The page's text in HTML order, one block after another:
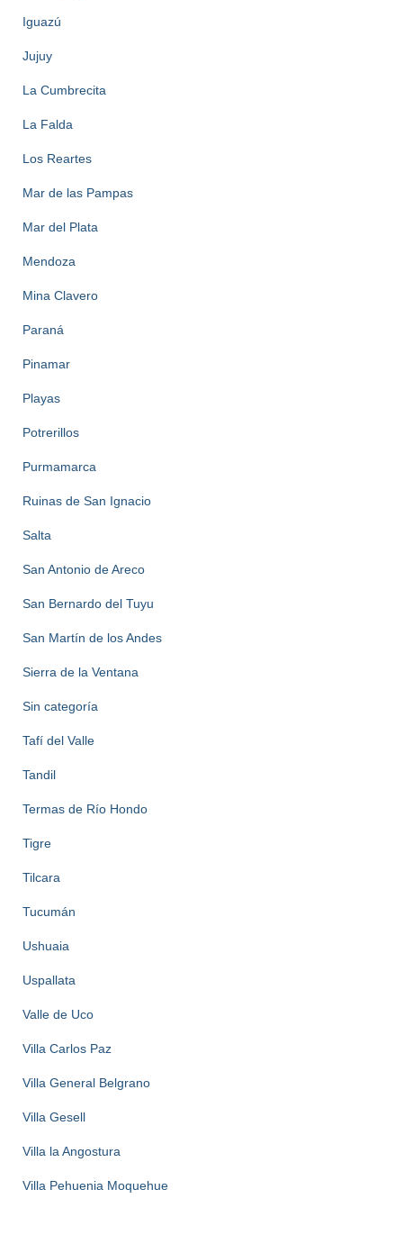
Iguazú
Jujuy
La Cumbrecita
La Falda
Los Reartes
Mar de las Pampas
Mar del Plata
Mendoza
Mina Clavero
Paraná
Pinamar
Playas
Potrerillos
Purmamarca
Ruinas de San Ignacio
Salta
San Antonio de Areco
San Bernardo del Tuyu
San Martín de los Andes
Sierra de la Ventana
Sin categoría
Tafí del Valle
Tandil
Termas de Río Hondo
Tigre
Tilcara
Tucumán
Ushuaia
Uspallata
Valle de Uco
Villa Carlos Paz
Villa General Belgrano
Villa Gesell
Villa la Angostura
Villa Pehuenia Moquehue